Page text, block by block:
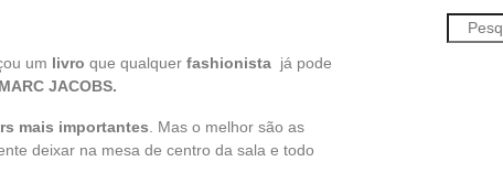
um livro que qualquer fashionista já pode
JACOBS.
mais importantes . Mas o melhor são as
deixar na mesa de centro da sala e todo